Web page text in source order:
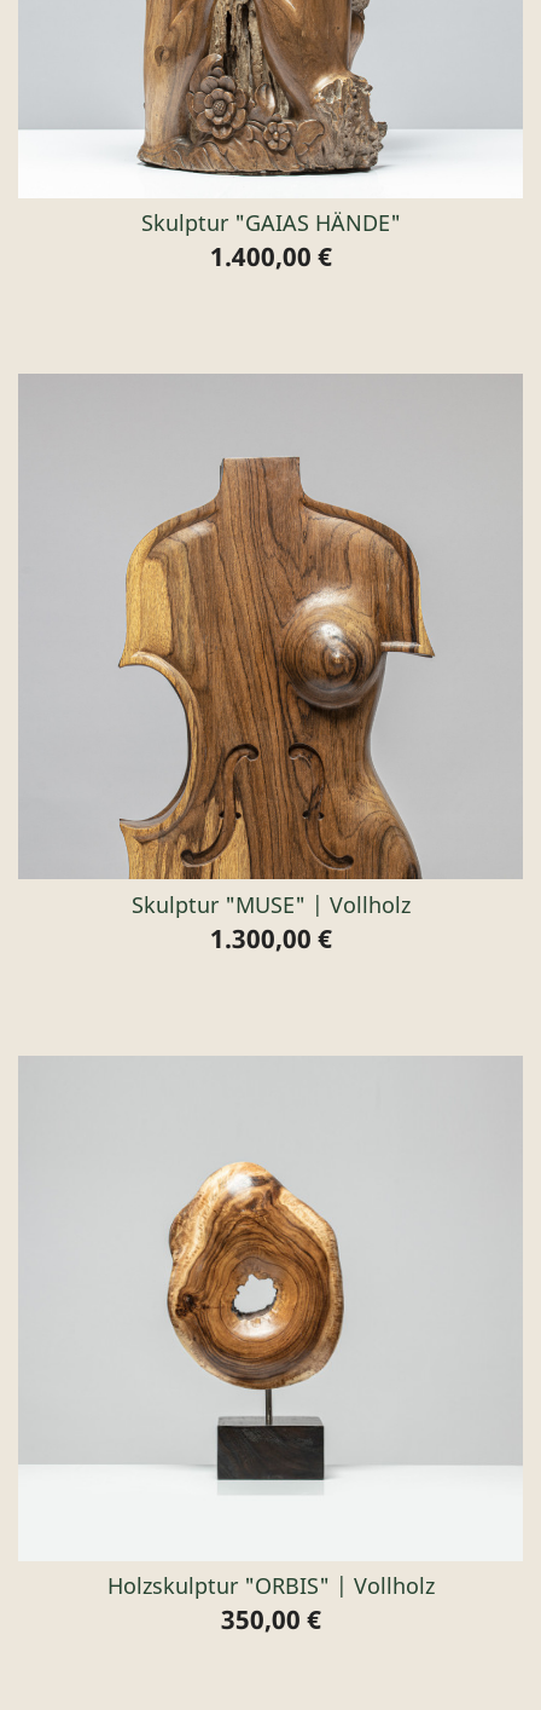
Skulptur "GAIAS HÄNDE"
Preis
1.400,00 €
Skulptur "MUSE" | Vollholz
Preis
1.300,00 €
Holzskulptur "ORBIS" | Vollholz
Preis
350,00 €